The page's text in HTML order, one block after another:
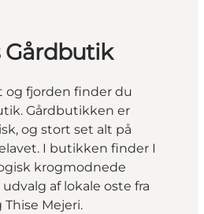
Gårdbutik
og fjorden finder du
Gårdbutikken er
og stort set alt på
I butikken finder I
krogmodnede
af lokale oste fra
Mejeri.